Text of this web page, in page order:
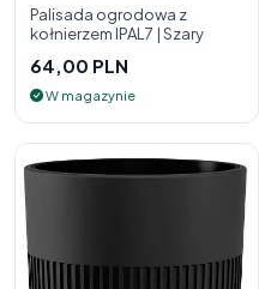
Palisada ogrodowa z
kołnierzem IPAL7 | Szary
64,00 PLN
W magazynie